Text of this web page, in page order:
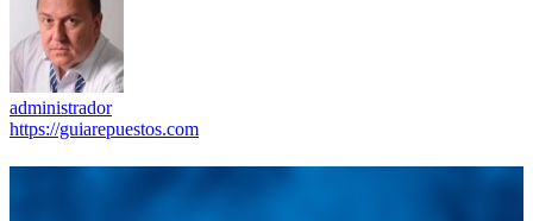
administrador
https://guiarepuestos.com